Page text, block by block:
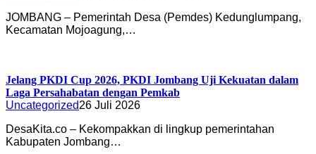
JOMBANG – Pemerintah Desa (Pemdes) Kedunglumpang,
Kecamatan Mojoagung,…
Jelang PKDI Cup 2026, PKDI Jombang Uji Kekuatan dalam
Laga Persahabatan dengan Pemkab
Uncategorized26 Juli 2026
DesaKita.co – Kekompakkan di lingkup pemerintahan
Kabupaten Jombang…